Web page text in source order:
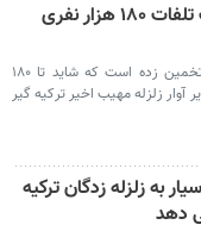
پیش بینی مهیب تلفات ۱۸۰ هزار نفری
یک کارشناس زلزله تخمین زده است که شاید تا ۱۸۰
آوار زلزله مهیب اخیر ترکیه گیر
سیار به زلزله زدگان ترکیه
دهد